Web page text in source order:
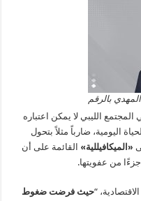
المهدي بالرقم
الليبي لا يمكن اعتباره
اليومية، ضارباً مثلاً بتحول
«الميكافيللية» القائمة على أن
جزءًا من عفويتها.
“حيث فرضت ضغوط